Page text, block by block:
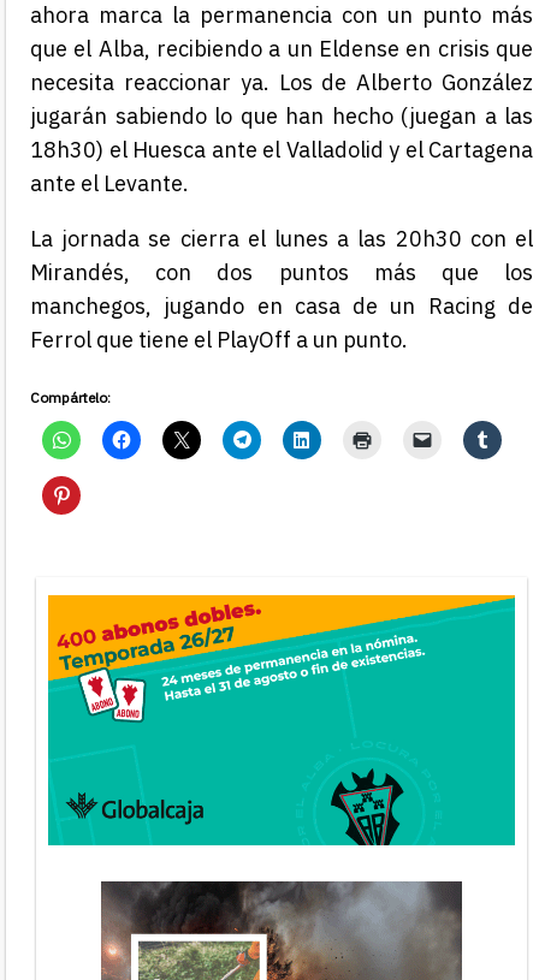
ahora marca la permanencia con un punto más
que el Alba, recibiendo a un Eldense en crisis que
necesita reaccionar ya. Los de Alberto González
jugarán sabiendo lo que han hecho (juegan a las
18h30) el Huesca ante el Valladolid y el Cartagena
ante el Levante.
La jornada se cierra el lunes a las 20h30 con el
Mirandés, con dos puntos más que los
manchegos, jugando en casa de un Racing de
Ferrol que tiene el PlayOff a un punto.
Compártelo: